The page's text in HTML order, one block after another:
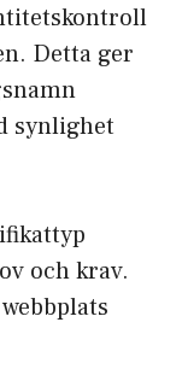
Detta ger
synlighet
och krav.